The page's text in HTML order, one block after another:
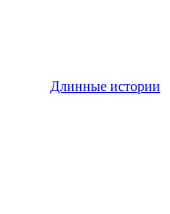
Длинные истории